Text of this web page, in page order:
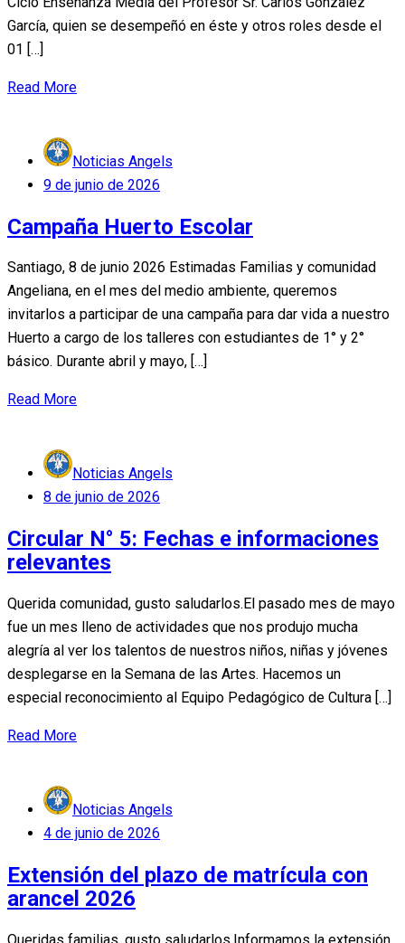
García, quien se desempeñó en éste y otros roles desde el
01 […]
Read More
Noticias Angels
Posted
9 de junio de 2026
Campaña Huerto Escolar
Santiago, 8 de junio 2026 Estimadas Familias y comunidad
Angeliana, en el mes del medio ambiente, queremos
invitarlos a participar de una campaña para dar vida a nuestro
Huerto a cargo de los talleres con estudiantes de 1° y 2°
básico. Durante abril y mayo, […]
Read More
Noticias Angels
Posted
8 de junio de 2026
Circular N° 5: Fechas e informaciones
relevantes
Querida comunidad, gusto saludarlos.El pasado mes de mayo
fue un mes lleno de actividades que nos produjo mucha
alegría al ver los talentos de nuestros niños, niñas y jóvenes
desplegarse en la Semana de las Artes. Hacemos un
especial reconocimiento al Equipo Pedagógico de Cultura […]
Read More
Noticias Angels
Posted
4 de junio de 2026
Extensión del plazo de matrícula con
arancel 2026